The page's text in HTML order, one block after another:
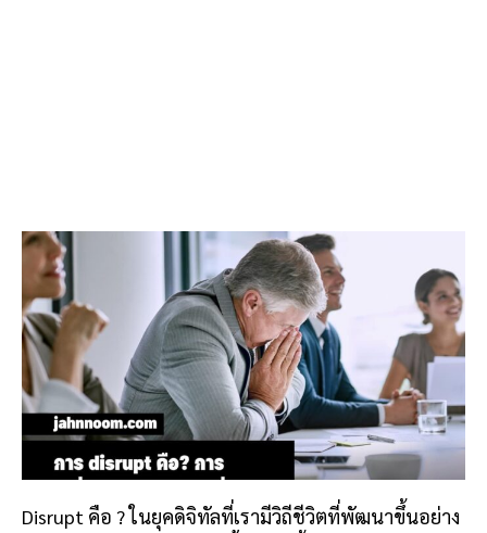
Disrupt คือ ? ในยุคดิจิทัลที่เรามีวิถีชีวิตที่พัฒนาขึ้นอย่าง